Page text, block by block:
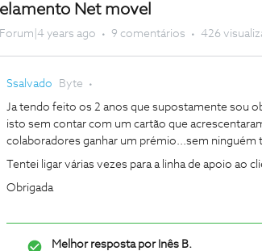
Net movel
years ago 9 comentários 426
Ssalvado Byte
Ja tendo feito os 2 anos que supostamente sou
isto sem contar com um cartão que
colaboradores ganhar um prémio...sem ninguém
Tentei ligar várias vezes para a linha de apoio ao
Obrigada
Melhor resposta porInês B.